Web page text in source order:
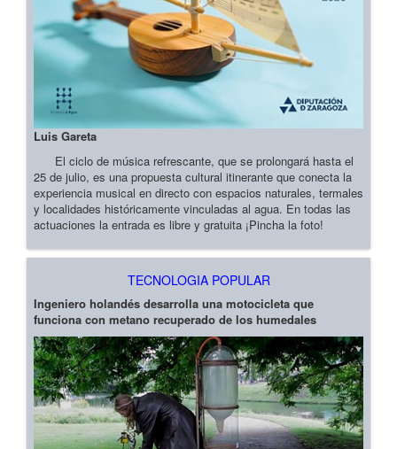
Luis Gareta
El ciclo de música refrescante, que se prolongará hasta el
25 de julio, es una propuesta cultural itinerante que conecta la
experiencia musical en directo con espacios naturales, termales
y localidades históricamente vinculadas al agua. En todas las
actuaciones la entrada es libre y gratuita ¡Pincha la foto!
TECNOLOGIA POPULAR
Ingeniero holandés desarrolla una motocicleta que
funciona con metano recuperado de los humedales